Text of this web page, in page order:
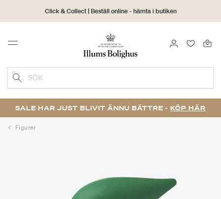
Click & Collect | Beställ online - hämta i butiken
30 dagars returrätt
Menu LOGGA IN
SÖK
SALE HAR JUST BLIVIT ÄNNU BÄTTRE - KÖP HÄR
Figurer